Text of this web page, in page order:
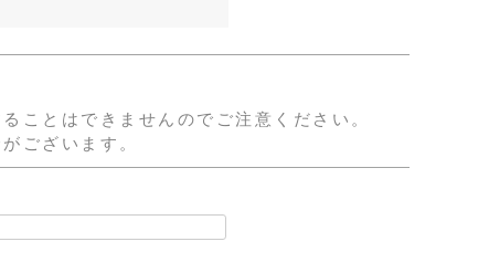
ことはできませんのでご注意ください。
ございます。